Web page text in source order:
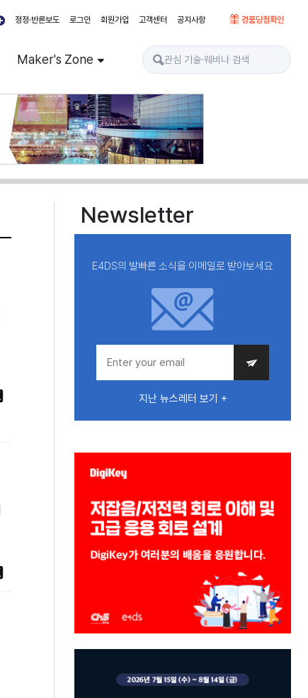
정정·반론보도 로그인 회원가입 고객센터 공지사항 경품당첨확인
Maker's Zone
Newsletter
E4DS의 발빠른 소식을 이메일로 받아보세요
지난 뉴스레터 보기 +